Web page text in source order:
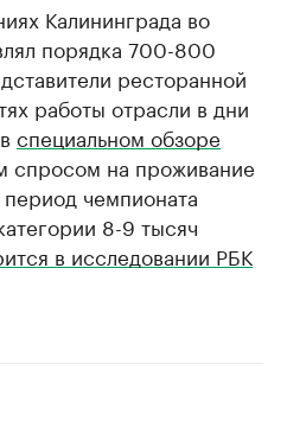
Калининграда во
порядка 700-800
ресторанной
работы отрасли в дни
специальном обзоре
спросом на проживание
чемпионата
8-9 тысяч
в исследовании РБК